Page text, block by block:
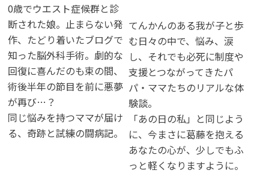
0歳でウエスト症候群と診
断された娘。止まらない発
作、たどり着いたブログで
知った脳外科手術。劇的な
回復に喜んだのも束の間、
術後半年の節目を前に悪夢
が再び…？
同じ悩みを持つママが届け
る、奇跡と試練の闘病記。
てんかんのある我が子と歩
む日々の中で、悩み、涙
し、それでも必死に制度や
支援とつながってきたパ
パ・ママたちのリアルな体
験談。
「あの日の私」と同じよう
に、今まさに葛藤を抱える
あなたの心が、少しでもふ
っと軽くなりますように。